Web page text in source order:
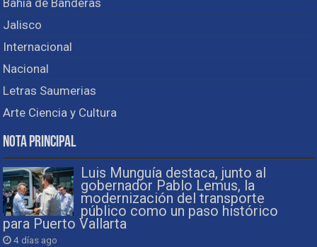
Bahía de Banderas
Jalisco
Internacional
Nacional
Letras Saumerias
Arte Ciencia y Cultura
Nota Principal
Luis Munguía destaca, junto al
gobernador Pablo Lemus, la
modernización del transporte
público como un paso histórico
para Puerto Vallarta
4 días ago